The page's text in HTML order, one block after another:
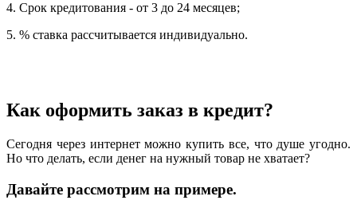
4. Срок кредитования - от 3 до 24 месяцев;
5. % ставка рассчитывается индивидуально.
Как оформить заказ в кредит?
Сегодня через интернет можно купить все, что душе угодно.
Но что делать, если денег на нужный товар не хватает?
Давайте рассмотрим на примере.